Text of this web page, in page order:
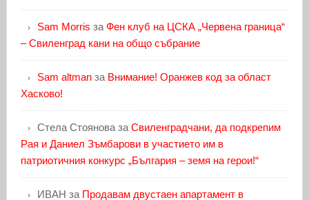
Sam Morris за Фен клуб на ЦСКА „Червена граница“
– Свиленград кани на общо събрание
Sam altmanза Внимание! Оранжев код за област
Хасково!
Стела Стояноваза Свиленградчани, да подкрепим
Рая и Даниел Зъмбарови в участието им в
патриотичния конкурс „България – земя на герои!“
ИВАН за Продавам двустаен апартамент в